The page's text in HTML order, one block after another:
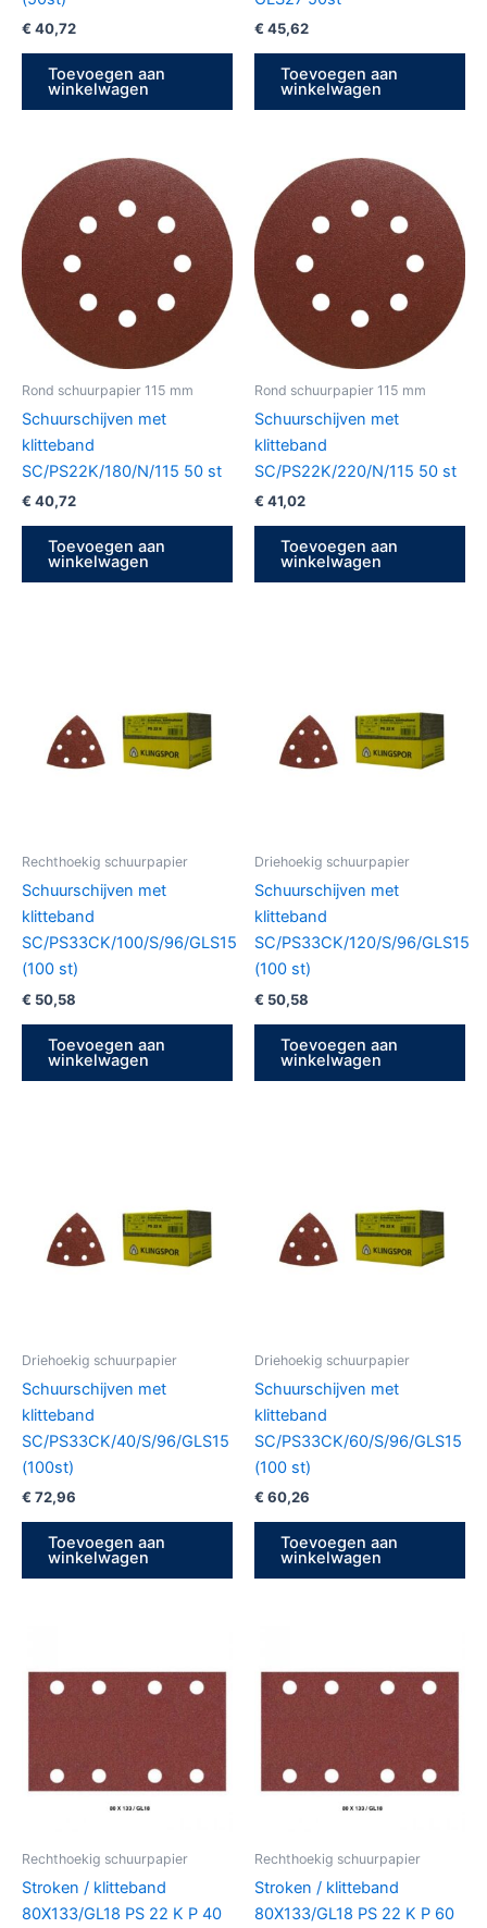
€ 40,72
Toevoegen aan
winkelwagen
€ 45,62
Toevoegen aan
winkelwagen
Rond schuurpapier 115 mm
Schuurschijven met
klitteband
SC/PS22K/180/N/115 50 st
€ 40,72
Toevoegen aan
winkelwagen
Rond schuurpapier 115 mm
Schuurschijven met
klitteband
SC/PS22K/220/N/115 50 st
€ 41,02
Toevoegen aan
winkelwagen
Rechthoekig schuurpapier
Schuurschijven met
klitteband
SC/PS33CK/100/S/96/GLS15
(100 st)
€ 50,58
Toevoegen aan
winkelwagen
Driehoekig schuurpapier
Schuurschijven met
klitteband
SC/PS33CK/120/S/96/GLS15
(100 st)
€ 50,58
Toevoegen aan
winkelwagen
Driehoekig schuurpapier
Schuurschijven met
klitteband
SC/PS33CK/40/S/96/GLS15
(100st)
€ 72,96
Toevoegen aan
winkelwagen
Driehoekig schuurpapier
Schuurschijven met
klitteband
SC/PS33CK/60/S/96/GLS15
(100 st)
€ 60,26
Toevoegen aan
winkelwagen
Rechthoekig schuurpapier
Stroken / klitteband
80X133/GL18 PS 22 K P 40
Rechthoekig schuurpapier
Stroken / klitteband
80X133/GL18 PS 22 K P 60